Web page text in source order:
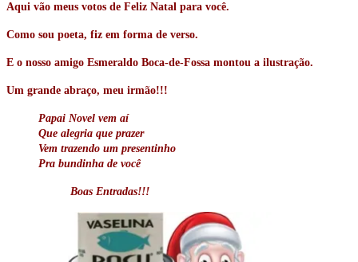
Aqui vão meus votos de Feliz Natal para você.
Como sou poeta, fiz em forma de verso.
E o nosso amigo Esmeraldo Boca-de-Fossa montou a ilustração.
Um grande abraço, meu irmão!!!
Papai Novel vem aí
Que alegria que prazer
Vem trazendo um presentinho
Pra bundinha de você
Boas Entradas!!!